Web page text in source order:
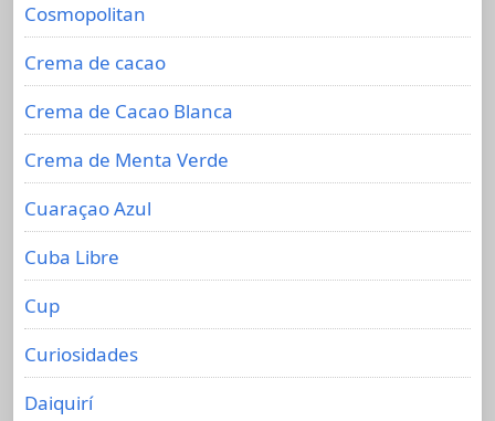
Cosmopolitan
Crema de cacao
Crema de Cacao Blanca
Crema de Menta Verde
Cuaraçao Azul
Cuba Libre
Cup
Curiosidades
Daiquirí